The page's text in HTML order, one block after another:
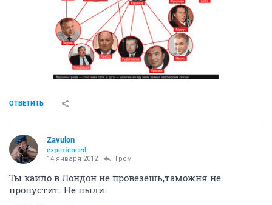
ОТВЕТИТЬ
Zavulon
experienced
14 января 2012 Гром
Ты кайло в Лондон не провезёшь,таможня не
пропустит. Не пыли.